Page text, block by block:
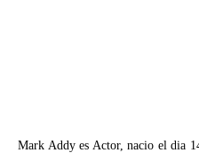
Mark Addy es Actor, nacio el dia